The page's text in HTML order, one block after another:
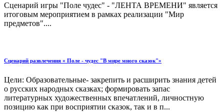
Сценарий игры "Поле чудес" - "ЛЕНТА ВРЕМЕНИ" является
итоговым мероприятием в рамках реализации "Мир
предметов"....
Сценарий развлечения « Поле - чудес "В мире много сказок"»
Цели: Образовательные- закрепить и расширить знания детей
о русских народных сказках; формировать запас
литературных художественных впечатлений, личностную
позицию как при восприятии сказок, так и в п...